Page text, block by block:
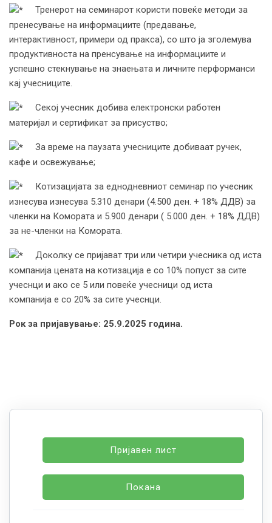
Тренерот на семинарот користи повеќе методи за
пренесување на информациите (предавање,
интерактивност, примери од пракса), со што ја зголемува
продуктивноста на пренсување на информациите и
успешно стекнување на знаењата и личните перформанси
кај учесниците.
Секој учесник добива електронски работен
материјал и сертификат за присуство;
За време на паузата учесниците добиваат ручек,
кафе и освежување;
Котизацијата за еднодневниот семинар по учесник
изнесува изнесува 5.310 денари (4.500 ден. + 18% ДДВ) за
членки на Комората и 5.900 денари ( 5.000 ден. + 18% ДДВ)
за не-членки на Комората.
Доколку се пријават три или четири учесника од иста
компанија цената на котизација е со 10% попуст за сите
учеснци и ако се 5 или повеќе учесници од иста
компанија е со 20% за сите учеснци.
Рок за пријавување: 25.9.2025 година.
Пријавен лист
Покана